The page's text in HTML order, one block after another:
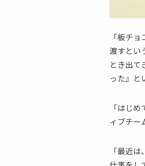
「板チ
渡すとい
とき出て
った』と
「はじ
ィブチー
「最近